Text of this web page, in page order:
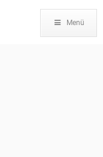
Menü